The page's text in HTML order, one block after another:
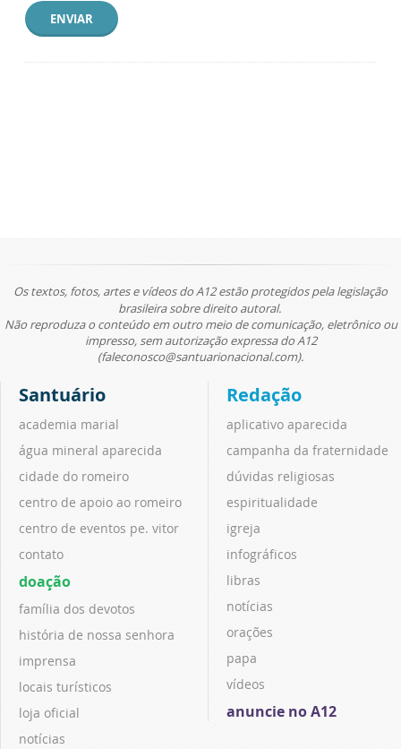
ENVIAR
Os textos, fotos, artes e vídeos do A12 estão protegidos pela legislação
brasileira sobre direito autoral.
Não reproduza o conteúdo em outro meio de comunicação, eletrônico ou
impresso, sem autorização expressa do A12
(faleconosco@santuarionacional.com).
Santuário
academia marial
água mineral aparecida
cidade do romeiro
centro de apoio ao romeiro
centro de eventos pe. vitor
contato
doação
família dos devotos
história de nossa senhora
imprensa
locais turísticos
loja oficial
notícias
Redação
aplicativo aparecida
campanha da fraternidade
dúvidas religiosas
espiritualidade
igreja
infográficos
libras
notícias
orações
papa
vídeos
anuncie no A12